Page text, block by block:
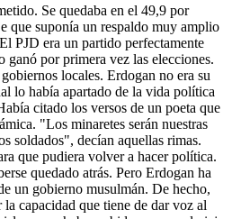
Se quedaba en el 49,9 por
que suponía un respaldo muy amplio
PJD era un partido perfectamente
ganó por primera vez las elecciones.
locales. Erdogan no era su
lo había apartado de la vida política
citado los versos de un poeta que
"Los minaretes serán nuestras
soldados", decían aquellas rimas.
que pudiera volver a hacer política.
quedado atrás. Pero Erdogan ha
un gobierno musulmán. De hecho,
capacidad que tiene de dar voz al